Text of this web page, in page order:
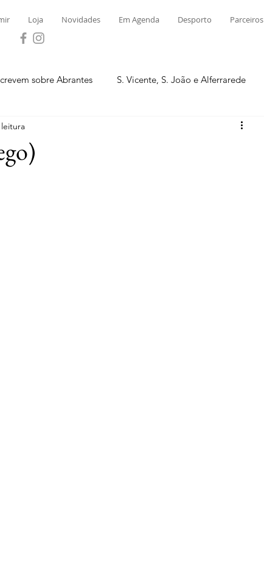
Loja Novidades Em Agenda Desporto Parceiros
sobre Abrantes S. Vicente, S. João e Alferrarede